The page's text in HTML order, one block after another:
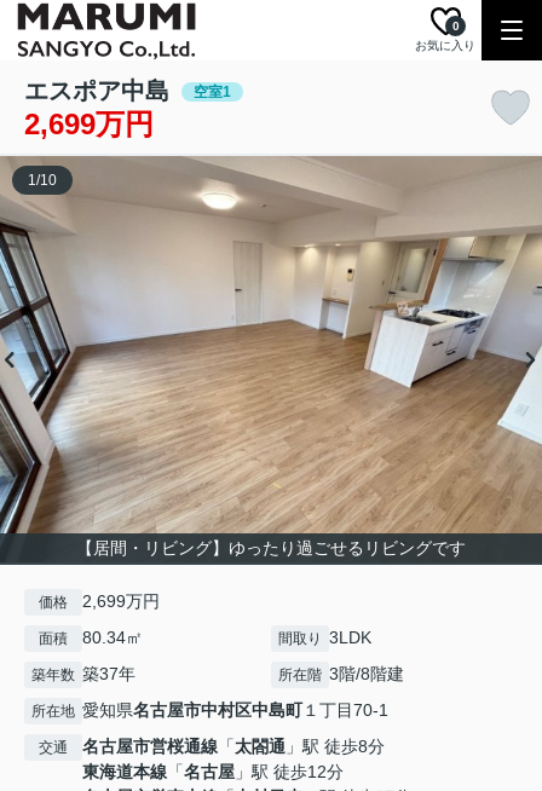
お気に入り
0
エスポア中島 空室1
2,699万円
【居間・リビング】ゆったり過ごせるリビングです
1/10
価格 2,699万円
面積 80.34㎡ 間取り 3LDK
築年数 築37年 所在階 3階/8階建
所在地 愛知県名古屋市中村区中島町１丁目70-1
交通 名古屋市営桜通線 「太閤通 」駅 徒歩8分
東海道本線 「名古屋 」駅 徒歩12分